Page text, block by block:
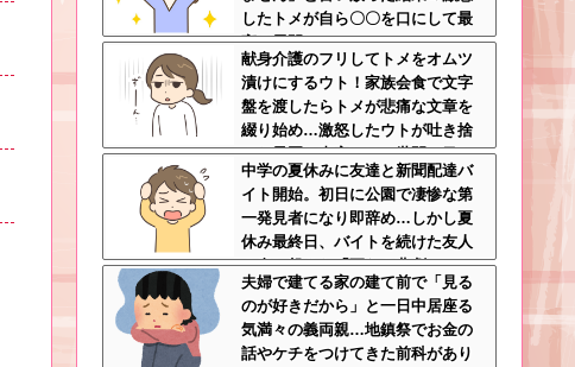
したトメが自ら〇〇を口にして最
高の展開へｗｗｗｗｗｗ
献身介護のフリしてトメをオムツ
漬けにするウト！家族会食で文字
盤を渡したらトメが悲痛な文章を
綴り始め…激怒したウトが吐き捨
てた最悪の真実とは←世間の目し
か気にしてない最低旦那だった
中学の夏休みに友達と新聞配達バ
イト開始。初日に公園で凄惨な第
一発見者になり即辞め…しかし夏
休み最終日、バイトを続けた友人
の身に起きた「更なる悲劇」←こ
のバイト先、呪われすぎだろ
夫婦で建てる家の建て前で「見る
のが好きだから」と一日中居座る
気満々の義両親…地鎮祭でお金の
話やケチをつけてきた前科があり